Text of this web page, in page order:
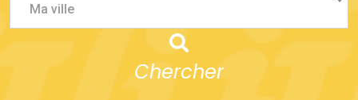
Ma ville
Chercher